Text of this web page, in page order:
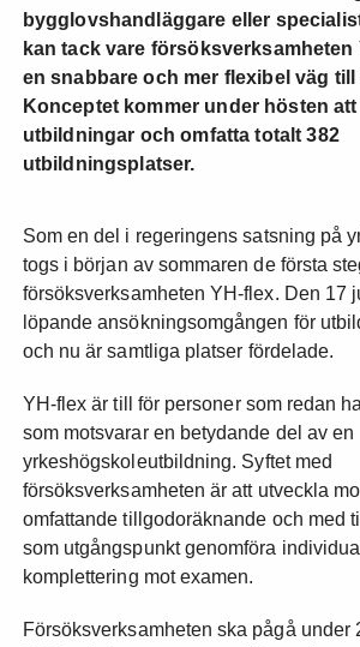
bygglovshandläggare eller
kan tack vare försöksverksamheten
en snabbare och mer flexibel väg till
Konceptet kommer under hösten
utbildningar och omfatta totalt 382
utbildningsplatser.
Som en del i regeringens satsning på
togs i början av sommaren de första
försöksverksamheten YH-flex. Den 17
löpande ansökningsomgången för
och nu är samtliga platser fördelade.
YH-flex är till för personer som redan
som motsvarar en betydande del av en
yrkeshögskoleutbildning. Syftet med
försöksverksamheten är att utveckla
omfattande tillgodoräknande och med
som utgångspunkt genomföra
komplettering mot examen.
Försöksverksamheten ska pågå under